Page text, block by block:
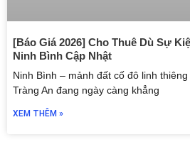
[Báo Giá 2026] Cho Thuê Dù Sự
Ninh Bình Cập Nhật
Ninh Bình – mảnh đất cố đô linh
Tràng An đang ngày càng khẳng
XEM THÊM »